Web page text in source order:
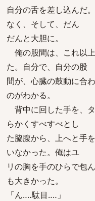
自分の舌を差し込んだ
なく、そして、だん
だんと大胆に。
俺の股間は、これ以
た。自分で、自分の股
間が、心臓の鼓動に合
のがわかる。
背中に回した手を、
らかくすべすべとし
た脇腹から、上へと手
いなかった。俺はユ
リの胸を手のひらで包
も大きかった。
「ん‥‥駄目‥‥」